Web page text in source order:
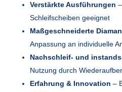
Verstärkte Ausführungen
Schleifscheiben geeignet
Maßgeschneiderte
Anpassung an individuelle
Nachschleif- und
Nutzung durch
Erfahrung & Innovation –